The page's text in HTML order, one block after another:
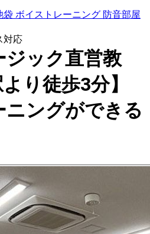
ボイストレーニング 防音部屋
対応
ック直営教
り徒歩3分】
ングができる